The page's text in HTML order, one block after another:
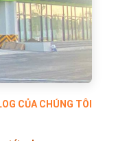
CỦA CHÚNG TÔI